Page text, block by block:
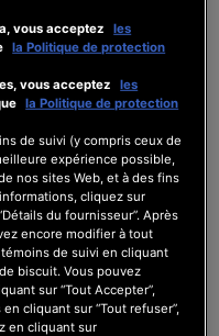
pour
logiciels
UX il y a 3 ans
1,206
Vues
vous acceptez
les
la Politique de protection
vous acceptez
les
la Politique de protection
de suivi (y compris ceux de
expérience possible,
nos sites Web, et à des fins
cliquez sur
du fournisseur”. Après
encore modifier à tout
de suivi en cliquant
biscuit. Vous pouvez
sur “Tout Accepter”,
cliquant sur “Tout refuser”,
en cliquant sur